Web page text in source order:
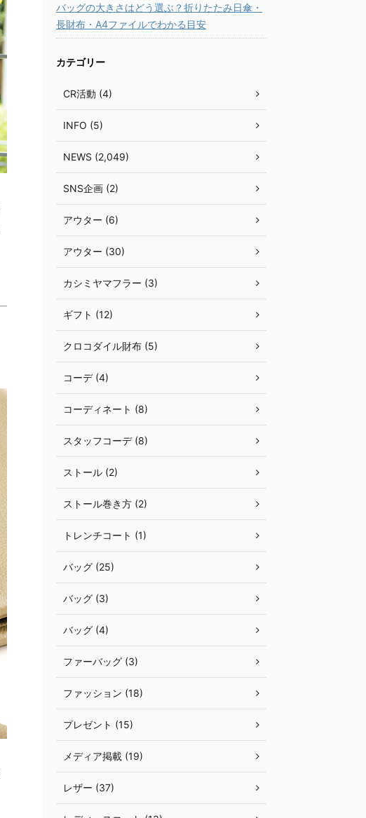
バッグの大きさはどう選ぶ？折りたたみ日傘・
長財布・A4ファイルでわかる目安
カテゴリー
CR活動 (4)
INFO (5)
NEWS (2,049)
SNS企画 (2)
アウター (6)
アウター (30)
カシミヤマフラー (3)
ギフト (12)
クロコダイル財布 (5)
コーデ (4)
コーディネート (8)
スタッフコーデ (8)
ストール (2)
ストール巻き方 (2)
トレンチコート (1)
バッグ (25)
バッグ (3)
バッグ (4)
ファーバッグ (3)
ファッション (18)
プレゼント (15)
メディア掲載 (19)
レザー (37)